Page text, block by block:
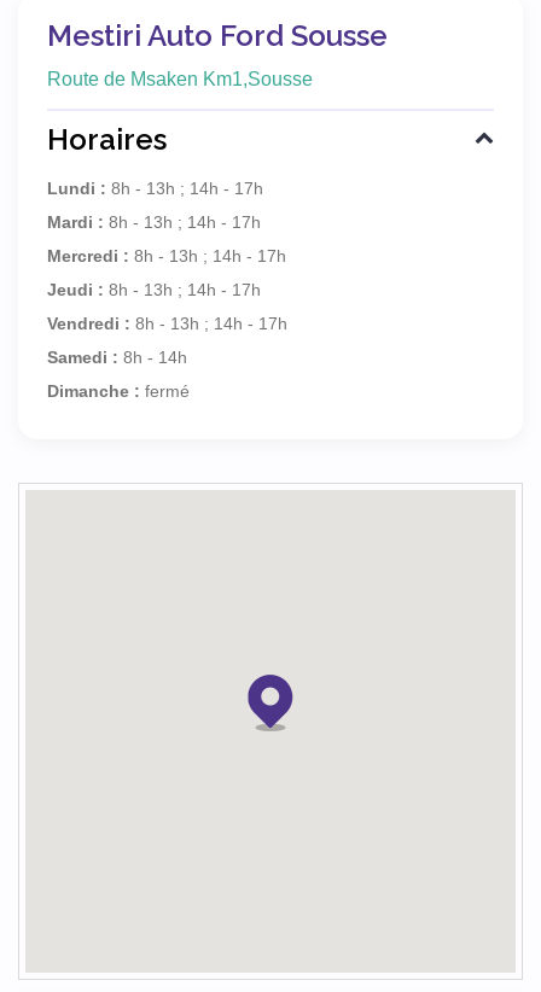
Mestiri Auto Ford Sousse
Route de Msaken Km1,Sousse
Horaires
Lundi : 8h - 13h ; 14h - 17h
Mardi : 8h - 13h ; 14h - 17h
Mercredi : 8h - 13h ; 14h - 17h
Jeudi : 8h - 13h ; 14h - 17h
Vendredi : 8h - 13h ; 14h - 17h
Samedi : 8h - 14h
Dimanche : fermé